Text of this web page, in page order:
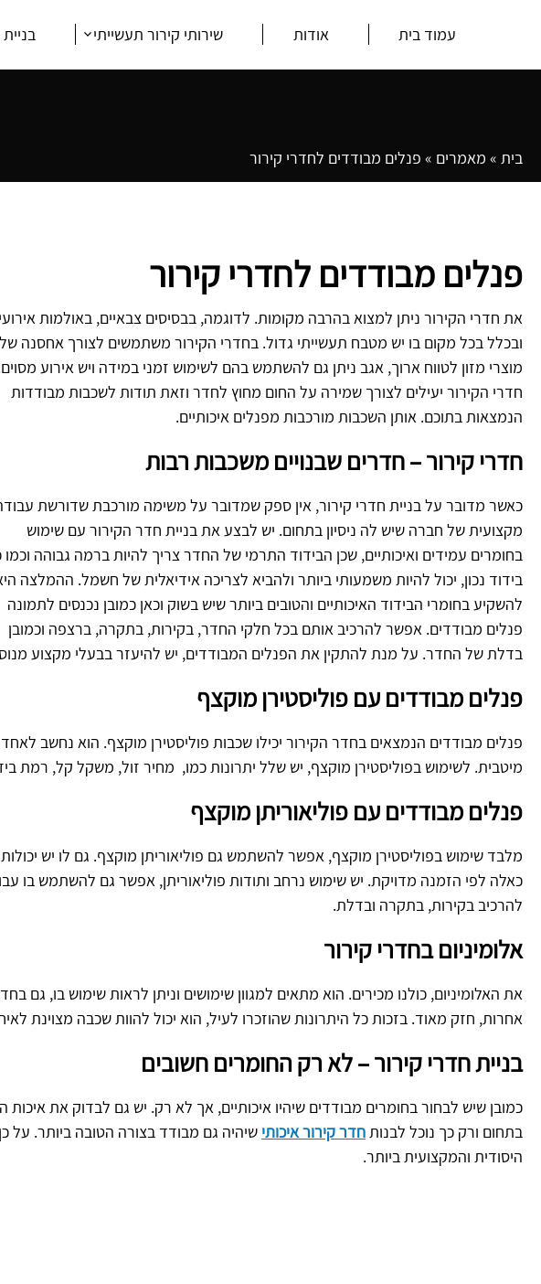
עמוד בית אודות שירותי קירור תעשייתי
בית » מאמרים » פנלים מבודדים לחדרי קירור
פנלים מבודדים לחדרי קירור
את חדרי הקירור ניתן למצוא בהרבה מקומות. לדוגמה, בבסיסים צבאיים, באולמות
ובכלל בכל מקום בו יש מטבח תעשייתי גדול. בחדרי הקירור משתמשים לצורך אחסנה של
מוצרי מזון לטווח ארוך, אגב ניתן גם להשתמש בהם לשימוש זמני במידה ויש אירוע
חדרי הקירור יעילים לצורך שמירה על החום מחוץ לחדר וזאת תודות לשכבות מבודדות
הנמצאות בתוכם. אותן השכבות מורכבות מפנלים איכותיים.
חדרי קירור – חדרים שבנויים משכבות רבות
כאשר מדובר על בניית חדרי קירור, אין ספק שמדובר על משימה מורכבת שדורשת
מקצועית של חברה שיש לה ניסיון בתחום. יש לבצע את בניית חדר הקירור עם שימוש
בחומרים עמידים ואיכותיים, שכן הבידוד התרמי של החדר צריך להיות ברמה גבוהה וכמו
בידוד נכון, יכול להיות משמעותי ביותר ולהביא לצריכה אידיאלית של חשמל. ההמלצה
להשקיע בחומרי הבידוד האיכותיים והטובים ביותר שיש בשוק וכאן כמובן נכנסים לתמונה
פנלים מבודדים. אפשר להרכיב אותם בכל חלקי החדר, בקירות, בתקרה, ברצפה וכמובן
בדלת של החדר. על מנת להתקין את הפנלים המבודדים, יש להיעזר בבעלי מקצוע
פנלים מבודדים עם פוליסטירן מוקצף
פנלים מבודדים הנמצאים בחדר הקירור יכילו שכבות פוליסטירן מוקצף. הוא נחשב לאחד
מיטבית. לשימוש בפוליסטירן מוקצף, יש שלל יתרונות כמו, מחיר זול, משקל קל, רמת
פנלים מבודדים עם פוליאוריתן מוקצף
מלבד שימוש בפוליסטירן מוקצף, אפשר להשתמש גם פוליאוריתן מוקצף. גם לו יש יכולות
כאלה לפי הזמנה מדויקת. יש שימוש נרחב ותודות פוליאוריתן, אפשר גם להשתמש בו
להרכיב בקירות, בתקרה ובדלת.
אלומיניום בחדרי קירור
את האלומיניום, כולנו מכירים. הוא מתאים למגוון שימושים וניתן לראות שימוש בו,
אחרות, חזק מאוד. בזכות כל היתרונות שהוזכרו לעיל, הוא יכול להוות שכבה מצוינת
בניית חדרי קירור – לא רק החומרים חשובים
כמובן שיש לבחור בחומרים מבודדים שיהיו איכותיים, אך לא רק. יש גם לבדוק את
בתחום ורק כך נוכל לבנותחדר קירור איכותי שיהיה גם מבודד בצורה הטובה ביותר. על
היסודית והמקצועית ביותר.